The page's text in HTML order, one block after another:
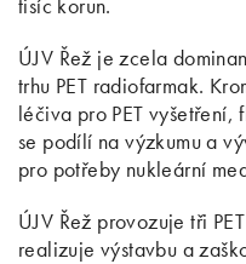
ÚJV Řež je zcela
trhu PET radiofarmak.
léčiva pro PET vyšetření,
se podílí na výzkumu a
pro potřeby nukleární
ÚJV Řež provozuje tři
realizuje výstavbu a